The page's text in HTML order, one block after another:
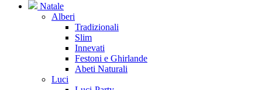
Natale
Alberi
Tradizionali
Slim
Innevati
Festoni e Ghirlande
Abeti Naturali
Luci